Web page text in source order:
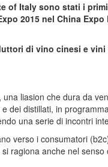
of Italy sono stati i
2015 nel China
di vino cinesi e
liasion che dura da
dei distillati, in
una serie di incontri
verso i consumatori
ragiona anche nel